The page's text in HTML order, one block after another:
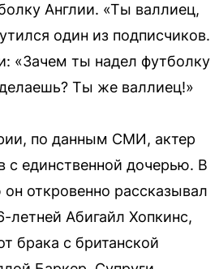
Англии. «Ты валлиец,
один из подписчиков.
«Зачем ты надел футболку
Ты же валлиец!»
по данным СМИ, актер
с единственной дочерью. В
откровенно рассказывал
летней Абигайл Хопкинс,
брака с британской